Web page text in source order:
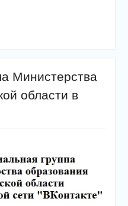
Министерства
области в